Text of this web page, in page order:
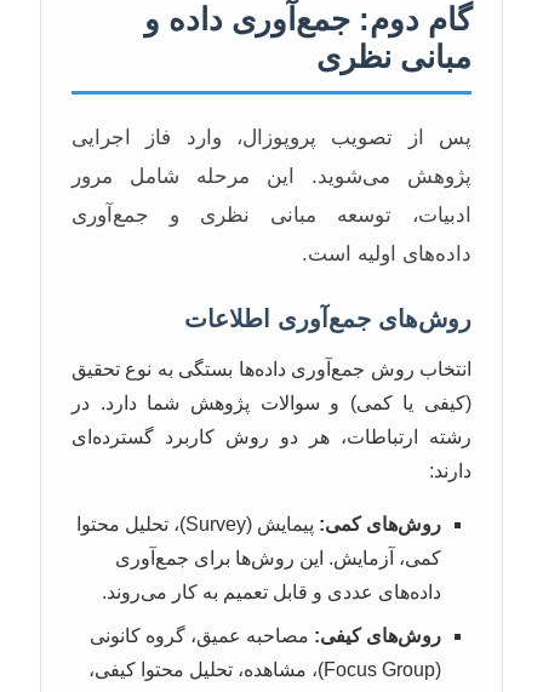
گام دوم: جمع‌آوری داده و
مبانی نظری
پس از تصویب پروپوزال، وارد فاز اجرایی
پژوهش می‌شوید. این مرحله شامل مرور
ادبیات، توسعه مبانی نظری و جمع‌آوری
داده‌های اولیه است.
روش‌های جمع‌آوری اطلاعات
انتخاب روش جمع‌آوری داده‌ها بستگی به نوع تحقیق
(کیفی یا کمی) و سوالات پژوهش شما دارد. در
رشته ارتباطات، هر دو روش کاربرد گسترده‌ای
دارند:
روش‌های کمی:
پیمایش (Survey)، تحلیل محتوا
کمی، آزمایش. این روش‌ها برای جمع‌آوری
داده‌های عددی و قابل تعمیم به کار می‌روند.
روش‌های کیفی: مصاحبه عمیق، گروه کانونی
(Focus Group)، مشاهده، تحلیل محتوا کیفی،